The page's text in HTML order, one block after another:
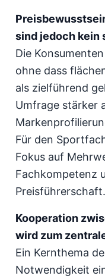
sind jedoch kein
Die
ohne dass
als zielführend
Umfrage stärker
Für den
Fokus auf
Fachkompetenz
Preisführerschaft.
Kooperation
wird zum
Ein Kernthema
Notwendigkeit